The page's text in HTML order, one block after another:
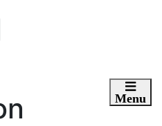
Toggle
Menu